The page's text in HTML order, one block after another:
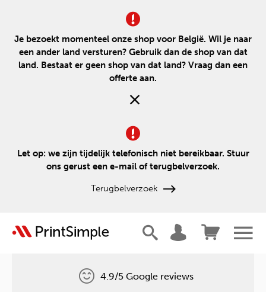
Je bezoekt momenteel onze shop voor België. Wil je naar
een ander land versturen? Gebruik dan de shop van dat
land. Bestaat er geen shop van dat land? Vraag dan een
offerte aan.
Let op: we zijn tijdelijk telefonisch niet bereikbaar. Stuur
ons gerust een e-mail of terugbelverzoek.
Terugbelverzoek
4.9/5 Google reviews